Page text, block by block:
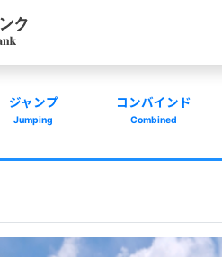
ジャンプ
Jumping
コンバインド
Combined